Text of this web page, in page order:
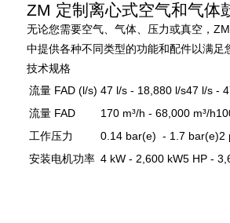
ZM 定制离心式空气和气体
无论您需要空气、气体、压力或真空，
中提供各种不同类型的功能和配件以满足
技术规格
流量 FAD (l/s) 47 l/s - 18,880 l/s47 l/s -
流量 FAD
170 m³/h - 68,000 m³/h
工作压力
0.14 bar(e) - 1.7 bar(e)2
安装电机功率 4 kW - 2,600 kW5 HP -